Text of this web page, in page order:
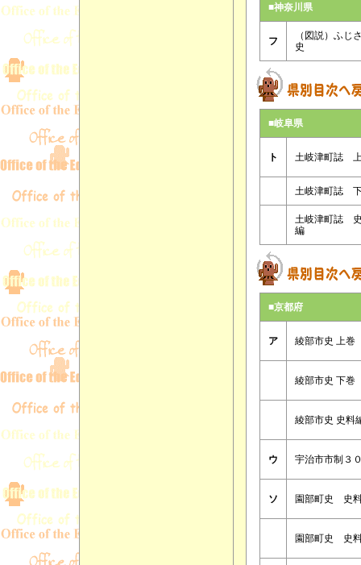
■神奈川県
フ
（図説）ふじ
史
■岐阜県
ト 土岐津町誌
土岐津町誌
土岐津町誌
編
■京都府
ア 綾部市史 上巻
綾部市史 下巻
綾部市史 史料
ウ 宇治市市制３
ソ 園部町史 史
園部町史 史